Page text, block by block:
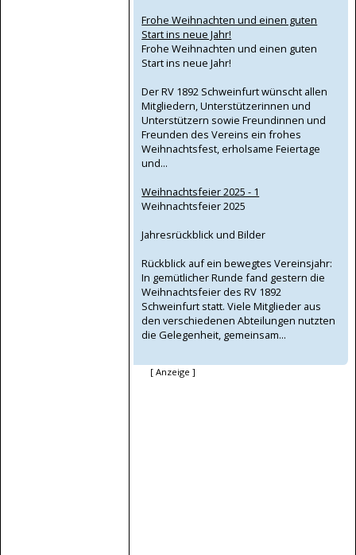
Frohe Weihnachten und einen guten
Start ins neue Jahr!
Frohe Weihnachten und einen guten
Start ins neue Jahr!
Der RV 1892 Schweinfurt wünscht allen
Mitgliedern, Unterstützerinnen und
Unterstützern sowie Freundinnen und
Freunden des Vereins ein frohes
Weihnachtsfest, erholsame Feiertage
und...
Weihnachtsfeier 2025 - 1
Weihnachtsfeier 2025
Jahresrückblick und Bilder
Rückblick auf ein bewegtes Vereinsjahr:
In gemütlicher Runde fand gestern die
Weihnachtsfeier des RV 1892
Schweinfurt statt. Viele Mitglieder aus
den verschiedenen Abteilungen nutzten
die Gelegenheit, gemeinsam...
[ Anzeige ]